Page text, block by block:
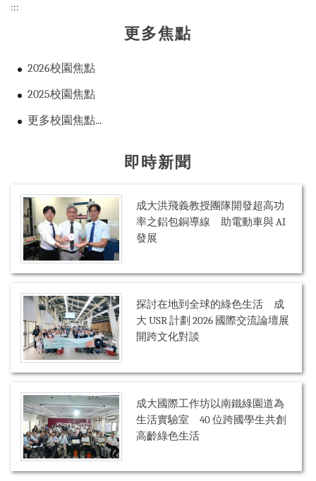
:::
更多焦點
2026校園焦點
2025校園焦點
更多校園焦點...
即時新聞
成大洪飛義教授團隊開發超高功
率之鋁包銅導線 助電動車與 AI
發展
探討在地到全球的綠色生活 成
大 USR 計劃 2026 國際交流論壇展
開跨文化對談
成大國際工作坊以南鐵綠園道為
生活實驗室 40 位跨國學生共創
高齡綠色生活